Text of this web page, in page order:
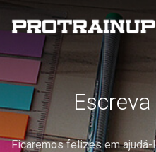
Ficaremos felizes em